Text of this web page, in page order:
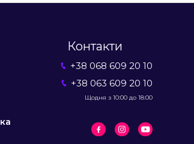
Контакти
+38 068 609 20 10
+38 063 609 20 10
Щодня з 10:00 до 18:00